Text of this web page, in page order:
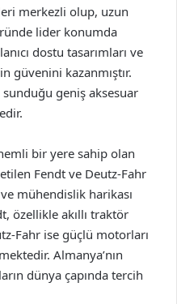
merkezli olup, uzun
lider konumda
dostu tasarımları ve
güvenini kazanmıştır.
geniş aksesuar
bir yere sahip olan
Fendt ve Deutz-Fahr
mühendislik harikası
özellikle akıllı traktör
Fahr ise güçlü motorları
Almanya’nın
dünya çapında tercih